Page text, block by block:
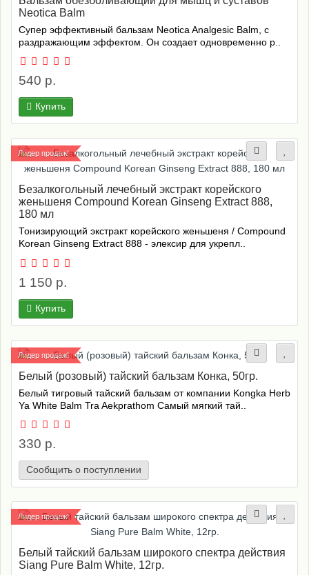
Neotica Balm
Супер эффективный бальзам Neotica Analgesiс Balm, с
раздражающим эффектом. Он создает одновременно р..
540 р.
Купить
Лидер продаж!
Безалкогольный лечебный экстракт корейского
женьшеня Compound Korean Ginseng Extract 888,
180 мл
Тонизирующий экстракт корейского женьшеня / Compound
Korean Ginseng Extract 888 - элексир для укрепл..
1 150 р.
Купить
Лидер продаж!
Белый (розовый) тайский бальзам Конка, 50гр.
Белый тигровый тайский бальзам от компании Kongka Herb
Ya White Balm Tra Aekprathom Самый мягкий тай..
330 р.
Сообщить о поступлении
Лидер продаж!
Белый тайский бальзам широкого спектра действия
Siang Pure Balm White, 12гр.